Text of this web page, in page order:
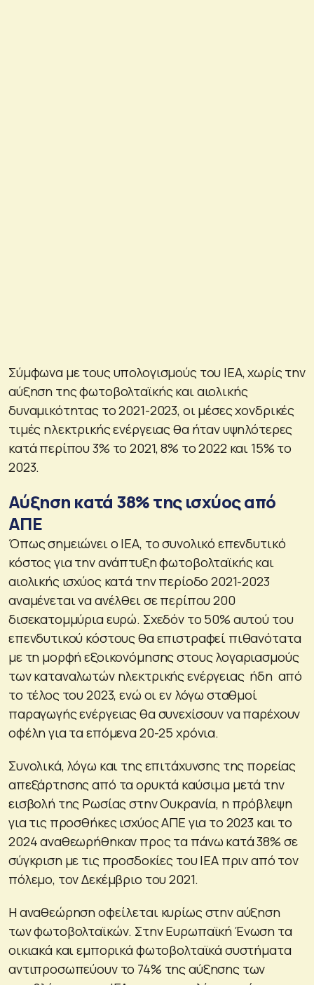
Σύμφωνα με τους υπολογισμούς του ΙΕΑ, χωρίς την
αύξηση της φωτοβολταϊκής και αιολικής
δυναμικότητας το 2021-2023, οι μέσες χονδρικές
τιμές ηλεκτρικής ενέργειας θα ήταν υψηλότερες
κατά περίπου 3% το 2021, 8% το 2022 και 15% το
2023.
Αύξηση κατά 38% της ισχύος από
ΑΠΕ
Όπως σημειώνει ο ΙΕΑ, το συνολικό επενδυτικό
κόστος για την ανάπτυξη φωτοβολταϊκής και
αιολικής ισχύος κατά την περίοδο 2021-2023
αναμένεται να ανέλθει σε περίπου 200
δισεκατομμύρια ευρώ. Σχεδόν το 50% αυτού του
επενδυτικού κόστους θα επιστραφεί πιθανότατα
με τη μορφή εξοικονόμησης στους λογαριασμούς
των καταναλωτών ηλεκτρικής ενέργειας ήδη από
το τέλος του 2023, ενώ οι εν λόγω σταθμοί
παραγωγής ενέργειας θα συνεχίσουν να παρέχουν
οφέλη για τα επόμενα 20-25 χρόνια.
Συνολικά, λόγω και της επιτάχυνσης της πορείας
απεξάρτησης από τα ορυκτά καύσιμα μετά την
εισβολή της Ρωσίας στην Ουκρανία, η πρόβλεψη
για τις προσθήκες ισχύος ΑΠΕ για το 2023 και το
2024 αναθεωρήθηκαν προς τα πάνω κατά 38% σε
σύγκριση με τις προσδοκίες του ΙΕΑ πριν από τον
πόλεμο, τον Δεκέμβριο του 2021.
Η αναθεώρηση οφείλεται κυρίως στην αύξηση
των φωτοβολταϊκών. Στην Ευρωπαϊκή Ένωση τα
οικιακά και εμπορικά φωτοβολταϊκά συστήματα
αντιπροσωπεύουν το 74% της αύξησης των